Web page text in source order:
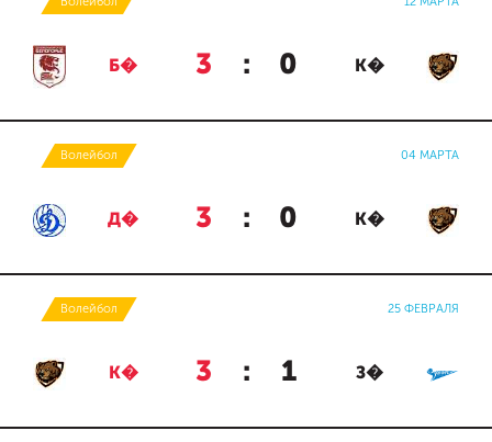
Б� 3 : 0 К�
Волейбол 04 МАРТА
Д� 3 : 0 К�
Волейбол 25 ФЕВРАЛЯ
К� 3 : 1 З�